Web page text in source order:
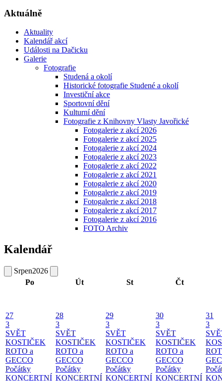
Aktuálně
Aktuality
Kalendář akcí
Události na Dačicku
Galerie
Fotografie
Studená a okolí
Historické fotografie Studené a okolí
Investiční akce
Sportovní dění
Kulturní dění
Fotografie z Knihovny Vlasty Javořické
Fotogalerie z akcí 2026
Fotogalerie z akcí 2025
Fotogalerie z akcí 2024
Fotogalerie z akcí 2023
Fotogalerie z akcí 2022
Fotogalerie z akcí 2021
Fotogalerie z akcí 2020
Fotogalerie z akcí 2019
Fotogalerie z akcí 2018
Fotogalerie z akcí 2017
Fotogalerie z akcí 2016
FOTO Archiv
Kalendář
Srpen2026
Po
Út St Čt
27
3
SVĚT
KOSTIČEK
ROTO a
GECCO
Počátky
KONCERTNÍ
28
3
SVĚT
KOSTIČEK
ROTO a
GECCO
Počátky
KONCERTNÍ
29
3
SVĚT
KOSTIČEK
ROTO a
GECCO
Počátky
KONCERTNÍ
30
3
SVĚT
KOSTIČEK
ROTO a
GECCO
Počátky
KONCERTNÍ
31
3